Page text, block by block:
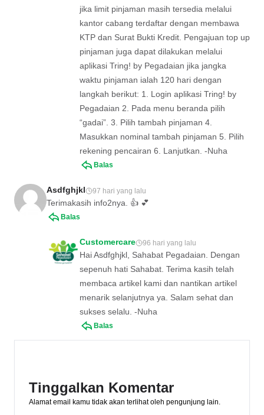
jika limit pinjaman masih tersedia melalui
kantor cabang terdaftar dengan membawa
KTP dan Surat Bukti Kredit. Pengajuan top up
pinjaman juga dapat dilakukan melalui
aplikasi Tring! by Pegadaian jika jangka
waktu pinjaman ialah 120 hari dengan
langkah berikut: 1. Login aplikasi Tring! by
Pegadaian 2. Pada menu beranda pilih
“gadai”. 3. Pilih tambah pinjaman 4.
Masukkan nominal tambah pinjaman 5. Pilih
rekening pencairan 6. Lanjutkan. -Nuha
Balas
Asdfghjkl 97 hari yang lalu
Terimakasih info2nya. 👍 💕
Balas
Customercare 96 hari yang lalu
Hai Asdfghjkl, Sahabat Pegadaian. Dengan
sepenuh hati Sahabat. Terima kasih telah
membaca artikel kami dan nantikan artikel
menarik selanjutnya ya. Salam sehat dan
sukses selalu. -Nuha
Balas
Tinggalkan Komentar
Alamat email kamu tidak akan terlihat oleh pengunjung lain.